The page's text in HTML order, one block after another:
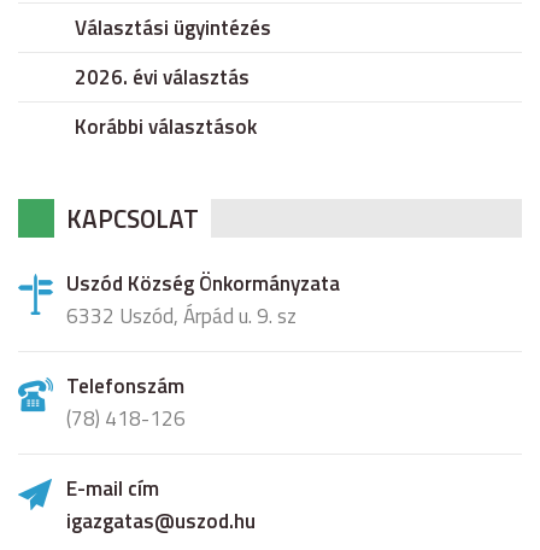
Választási ügyintézés
2026. évi választás
Korábbi választások
KAPCSOLAT
Uszód Község Önkormányzata
6332 Uszód, Árpád u. 9. sz
Telefonszám
(78) 418-126
E-mail cím
igazgatas@uszod.hu